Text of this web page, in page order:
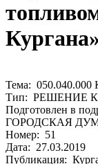
Тема: 050.040.000
Тип: РЕШЕНИЕ
Подготовлен в
ГОРОДСКАЯ
Номер: 51
Дата: 27.03.2019
Публикация: